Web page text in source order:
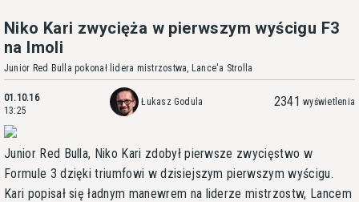
Niko Kari zwycięża w pierwszym wyścigu F3
na Imoli
Junior Red Bulla pokonał lidera mistrzostwa, Lance'a Strolla
01.10.16
13:25
Łukasz Godula 2341 wyświetlenia
Junior Red Bulla, Niko Kari zdobył pierwsze zwycięstwo w
Formule 3 dzięki triumfowi w dzisiejszym pierwszym wyścigu.
Kari popisał się ładnym manewrem na liderze mistrzostw, Lancem